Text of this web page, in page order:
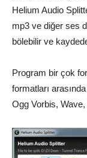
Helium Audio
mp3 ve diğer ses
bölebilir ve
Program bir çok
formatları
Ogg Vorbis,